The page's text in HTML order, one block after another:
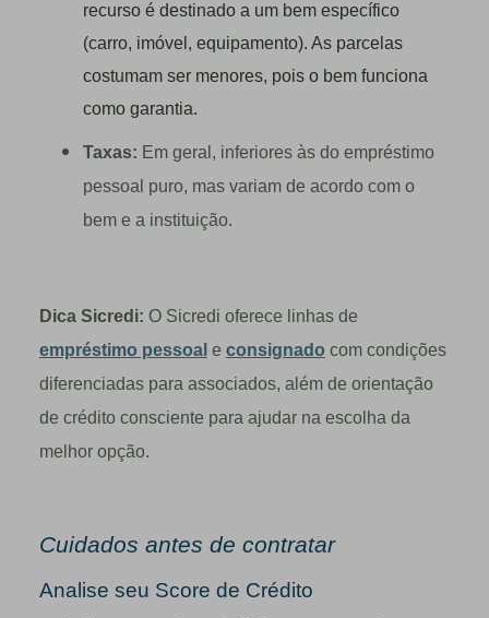
recurso é destinado a um bem específico
(carro, imóvel, equipamento). As parcelas
costumam ser menores, pois o bem funciona
como garantia.
Taxas: Em geral, inferiores às do empréstimo
pessoal puro, mas variam de acordo com o
bem e a instituição.
Dica Sicredi: O Sicredi oferece linhas de
empréstimo pessoal e consignado com condições
diferenciadas para associados, além de orientação
de crédito consciente para ajudar na escolha da
melhor opção.
Cuidados antes de contratar
Analise seu Score de Crédito